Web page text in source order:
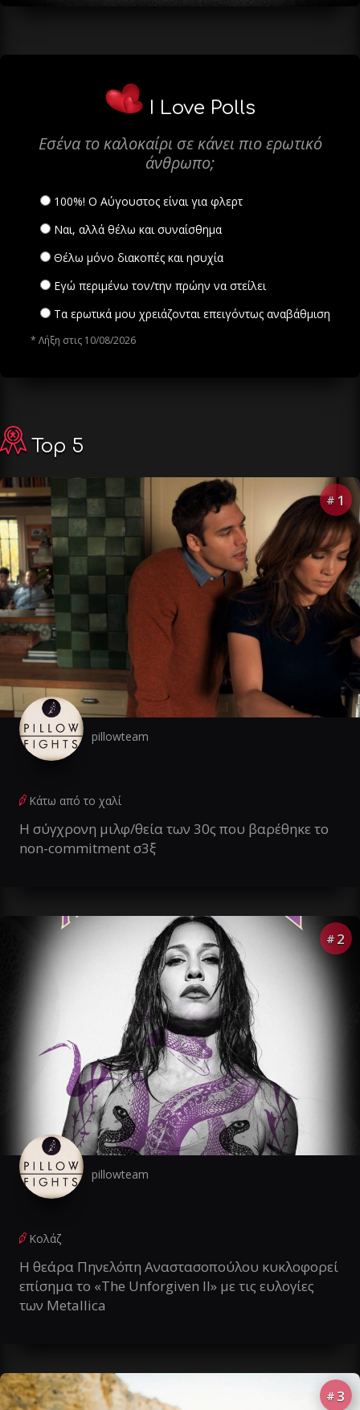
I Love Polls
Εσένα το καλοκαίρι σε κάνει πιο ερωτικό
άνθρωπο;
100%! Ο Αύγουστος είναι για φλερτ
Ναι, αλλά θέλω και συναίσθημα
Θέλω μόνο διακοπές και ησυχία
Εγώ περιμένω τον/την πρώην να στείλει
Τα ερωτικά μου χρειάζονται επειγόντως αναβάθμιση
* Λήξη στις 10/08/2026
Top 5
# 1
pillowteam
Κάτω από το χαλί
Η σύγχρονη μιλφ/θεία των 30ς που βαρέθηκε το
non-commitment σ3ξ
# 2
pillowteam
Κολάζ
Η θεάρα Πηνελόπη Αναστασοπούλου κυκλοφορεί
επίσημα το «The Unforgiven II» με τις ευλογίες
των Metallica
# 3